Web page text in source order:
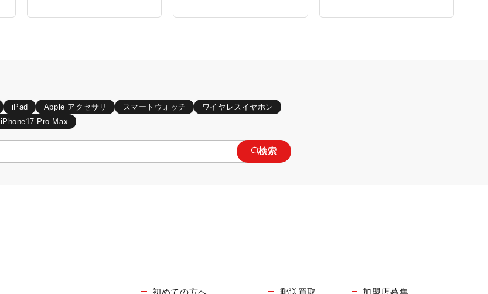
iPad Apple アクセサリ スマートウォッチ
ワイヤレスイヤホン
iPhone17 Pro Max
検索
初めての方へ 郵送買取 加盟店募集